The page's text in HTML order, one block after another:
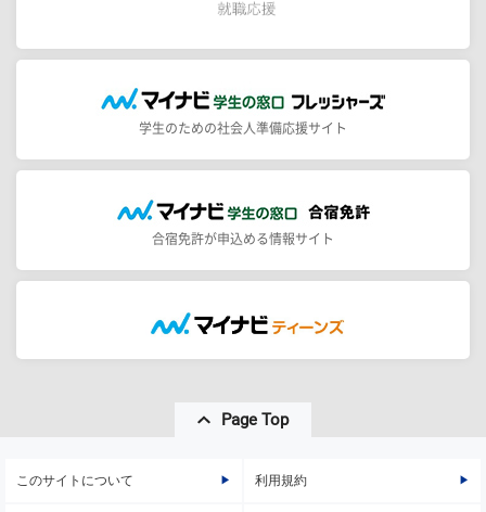
学生のための社会人準備応援サイト
合宿免許が申込める情報サイト
Page Top
このサイトについて 利用規約